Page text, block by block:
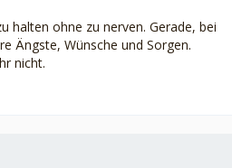
halten ohne zu nerven. Gerade, bei
Ängste, Wünsche und Sorgen.
nicht.